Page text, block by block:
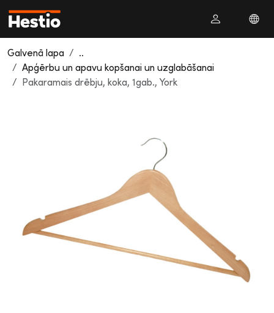
Galvenā lapa
..
Apģērbu un apavu kopšanai un uzglabāšanai
Pakaramais drēbju, koka, 1gab., York